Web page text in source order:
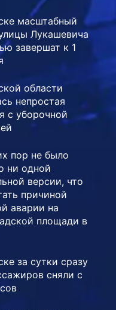
масштабный
Лукашевича
завершат к 1
области
непростая
с уборочной
пор не было
ни одной
версии, что
причиной
аварии на
площади в
за сутки сразу
сняли с